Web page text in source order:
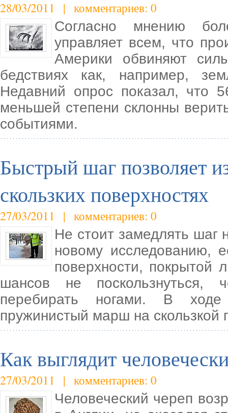
28/03/2011 | комментариев: 0
Согласно мнению
управляет всем, что
Америки обвиняют
бедствиях как, например,
Недавний опрос показал, что
меньшей степени склонны
событиями.
Быстрый шаг позволяет
скользких поверхностях
27/03/2011 | комментариев: 0
Не стоит замедлять шаг
новому исследованию,
поверхности,
шансов не
перебирать ногами. В ходе
пружинистый марш на скользкой
Как выглядит
27/03/2011 | комментариев: 0
Человеческий череп